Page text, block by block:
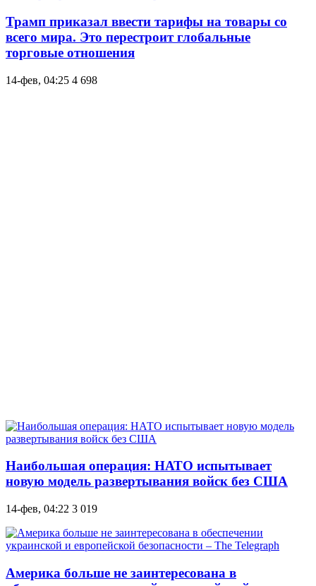
Трамп приказал ввести тарифы на товары со
всего мира. Это перестроит глобальные
торговые отношения
14-фев, 04:25 4 698
Наибольшая операция: НАТО испытывает
новую модель развертывания войск без США
14-фев, 04:22 3 019
Америка больше не заинтересована в